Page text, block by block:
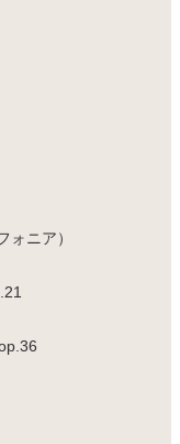
ニア）